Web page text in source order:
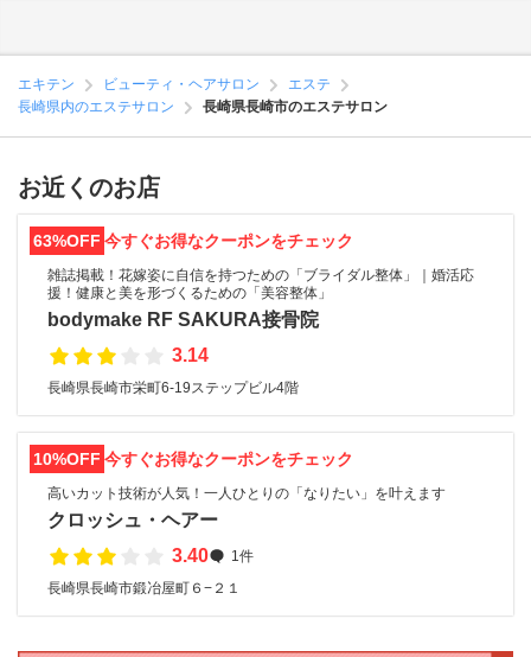
エキテン ビューティ・ヘアサロン
エステ
長崎県内のエステサロン
長崎県長崎市のエステサロン
お近くのお店
63%OFF 今すぐお得なクーポンをチェック
雑誌掲載！花嫁姿に自信を持つための「ブライダル整体」｜婚活応
援！健康と美を形づくるための「美容整体」
bodymake RF SAKURA接骨院
3.14
長崎県長崎市栄町6-19ステップビル4階
10%OFF 今すぐお得なクーポンをチェック
高いカット技術が人気！一人ひとりの「なりたい」を叶えます
クロッシュ・ヘアー
3.40
1件
長崎県長崎市鍛冶屋町６−２１